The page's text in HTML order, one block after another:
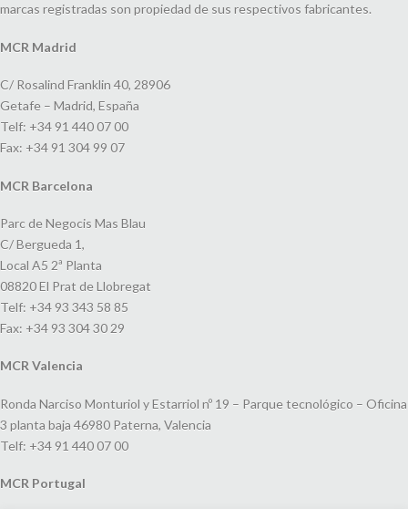
marcas registradas son propiedad de sus respectivos fabricantes.
MCR Madrid
C/ Rosalind Franklin 40, 28906
Getafe – Madrid, España
Telf: +34 91 440 07 00
Fax: +34 91 304 99 07
MCR Barcelona
Parc de Negocis Mas Blau
C/ Bergueda 1,
Local A5 2ª Planta
08820 El Prat de Llobregat
Telf: +34 93 343 58 85
Fax: +34 93 304 30 29
MCR Valencia
Ronda Narciso Monturiol y Estarriol nº 19 – Parque tecnológico – Oficina
3 planta baja 46980 Paterna, Valencia
Telf: +34 91 440 07 00
MCR Portugal